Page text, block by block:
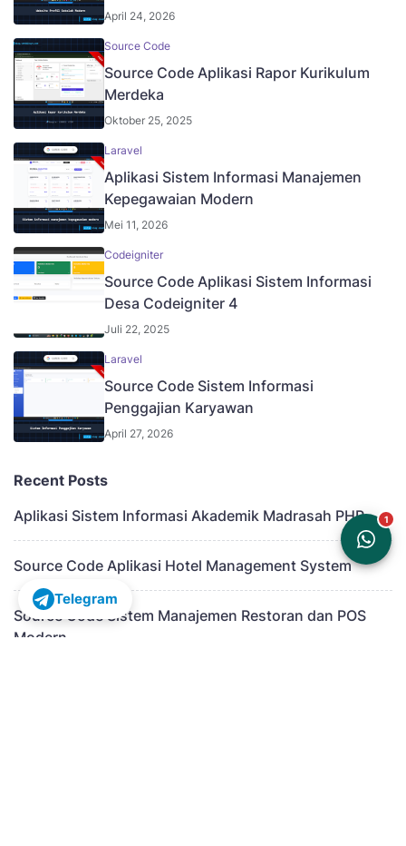
April 24, 2026
Source Code
Source Code Aplikasi Rapor Kurikulum
Merdeka
Oktober 25, 2025
Laravel
Aplikasi Sistem Informasi Manajemen
Kepegawaian Modern
Mei 11, 2026
Codeigniter
Source Code Aplikasi Sistem Informasi
Desa Codeigniter 4
Juli 22, 2025
Laravel
Source Code Sistem Informasi
Penggajian Karyawan
April 27, 2026
Recent Posts
Aplikasi Sistem Informasi Akademik Madrasah PHP
Source Code Aplikasi Hotel Management System
Source Code Sistem Manajemen Restoran dan POS
Modern
Telegram